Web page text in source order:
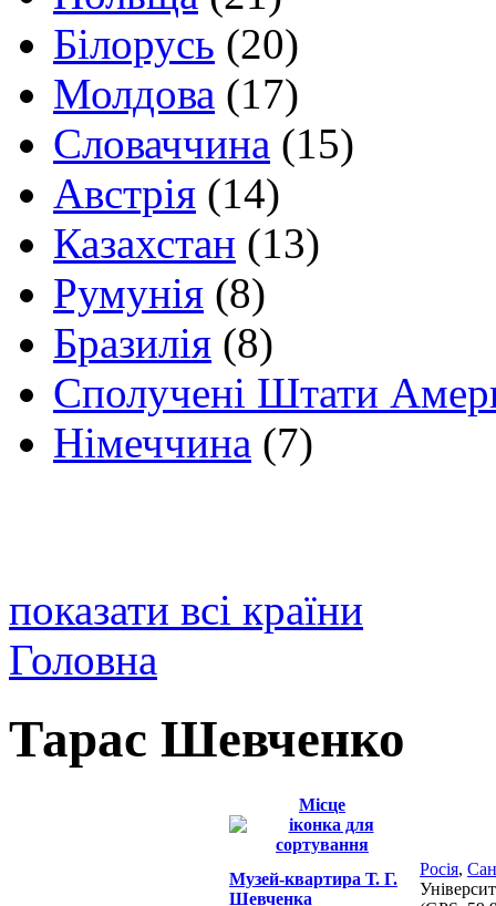
Білорусь (20)
Молдова (17)
Словаччина (15)
Австрія (14)
Казахстан (13)
Румунія (8)
Бразилія (8)
Сполучені Штати
Німеччина (7)
показати всі країни
Головна
Тарас Шевченко
Місце
Музей-квартира Т. Г.
Шевченка
Росія,